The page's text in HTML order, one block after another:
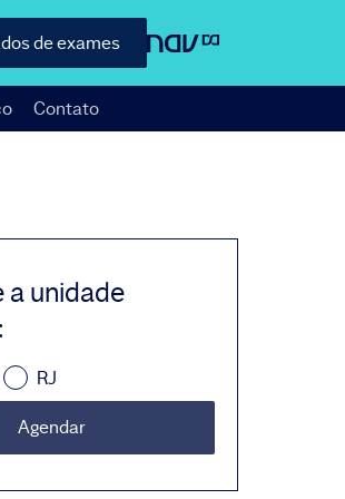
de exames
Contato
a unidade
:
RJ
Agendar